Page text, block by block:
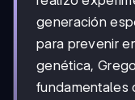
generación
para prevenir
genética,
fundamentales